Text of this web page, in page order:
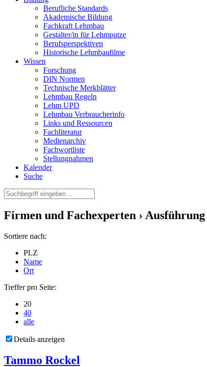
Berufliche Standards
Akademische Bildung
Fachkraft Lehmbau
Gestalter/in für Lehmputze
Berufsperspektiven
Historische Lehmbaufilme
Wissen
Forschung
DIN Normen
Technische Merkblätter
Lehmbau Regeln
Lehm UPD
Lehmbau Verbraucherinfo
Links und Ressourcen
Fachliteratur
Medienarchiv
Fachwortliste
Stellungnahmen
Kalender
Suche
Firmen und Fachexperten › Ausführung
Sortiere nach:
PLZ
Name
Ort
Treffer pro Seite:
20
40
alle
Details anzeigen
Tammo Rockel